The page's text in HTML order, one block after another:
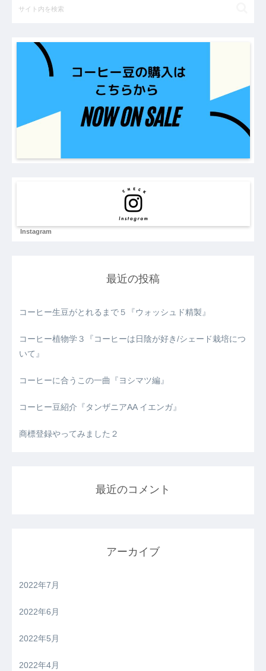
Instagram
最近の投稿
コーヒー生豆がとれるまで５『ウォッシュド精製』
コーヒー植物学３『コーヒーは日陰が好き/シェード栽培につ
いて』
コーヒーに合うこの一曲『ヨシマツ編』
コーヒー豆紹介『タンザニアAA イエンガ』
商標登録やってみました２
最近のコメント
アーカイブ
2022年7月
2022年6月
2022年5月
2022年4月